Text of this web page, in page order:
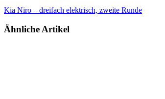
Kia Niro – dreifach elektrisch, zweite Runde
Ähnliche Artikel